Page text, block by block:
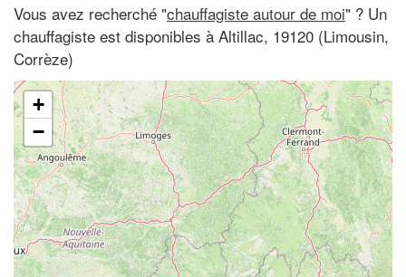
Vous avez recherché "chauffagiste autour de moi" ? Un
chauffagiste est disponibles à Altillac, 19120 (Limousin,
Corrèze)
+
−